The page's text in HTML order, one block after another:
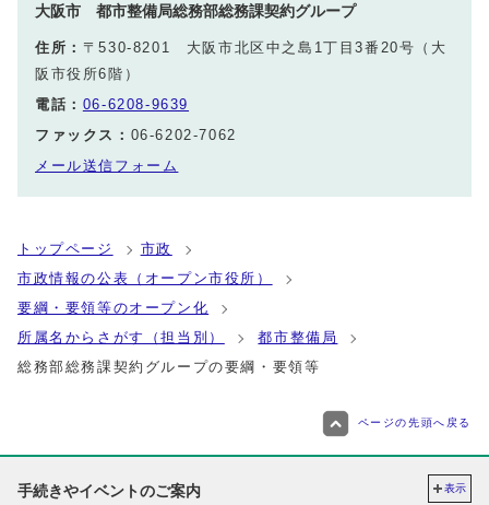
大阪市 都市整備局総務部総務課契約グループ
住所： 〒530-8201 大阪市北区中之島1丁目3番20号（大
阪市役所6階）
電話： 06-6208-9639
ファックス： 06-6202-7062
メール送信フォーム
トップページ
市政
市政情報の公表（オープン市役所）
要綱・要領等のオープン化
所属名からさがす（担当別）
都市整備局
総務部総務課契約グループの要綱・要領等
ページの先頭へ戻る
手続きやイベントのご案内 表示